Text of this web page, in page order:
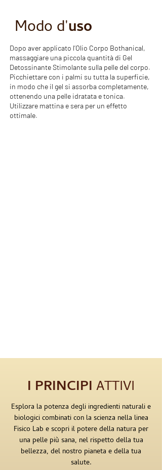
Modo d'uso
Dopo aver applicato l’Olio Corpo Bothanical,
massaggiare una piccola quantità di Gel
Detossinante Stimolante sulla pelle del corpo.
Picchiettare con i palmi su tutta la superficie,
in modo che il gel si assorba completamente,
ottenendo una pelle idratata e tonica.
Utilizzare mattina e sera per un effetto
ottimale.
I PRINCIPI ATTIVI
Esplora la potenza degli ingredienti naturali e
biologici combinati con la scienza nella linea
Fisico Lab e scopri il potere della natura per
una pelle più sana, nel rispetto della tua
bellezza, del nostro pianeta e della tua
salute.